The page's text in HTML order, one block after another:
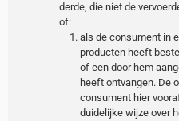
derde, die niet de
of:
als de consument in
producten heeft
of een door hem
heeft ontvangen. De
consument hier
duidelijke wijze over